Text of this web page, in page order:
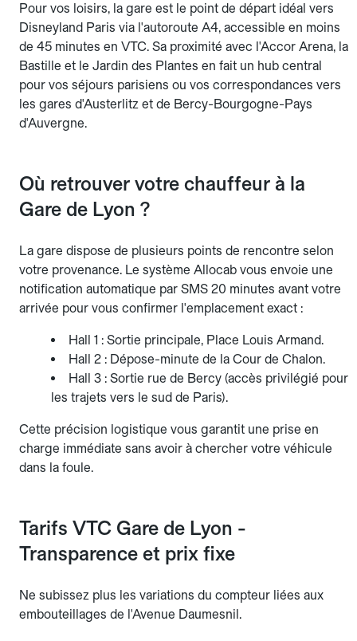
Pour vos loisirs, la gare est le point de départ idéal vers
Disneyland Paris via l'autoroute A4, accessible en moins
de 45 minutes en VTC. Sa proximité avec l'Accor Arena, la
Bastille et le Jardin des Plantes en fait un hub central
pour vos séjours parisiens ou vos correspondances vers
les gares d'Austerlitz et de Bercy-Bourgogne-Pays
d'Auvergne.
Où retrouver votre chauffeur à la
Gare de Lyon ?
La gare dispose de plusieurs points de rencontre selon
votre provenance. Le système Allocab vous envoie une
notification automatique par SMS 20 minutes avant votre
arrivée pour vous confirmer l'emplacement exact :
Hall 1 : Sortie principale, Place Louis Armand.
Hall 2 : Dépose-minute de la Cour de Chalon.
Hall 3 : Sortie rue de Bercy (accès privilégié pour
les trajets vers le sud de Paris).
Cette précision logistique vous garantit une prise en
charge immédiate sans avoir à chercher votre véhicule
dans la foule.
Tarifs VTC Gare de Lyon -
Transparence et prix fixe
Ne subissez plus les variations du compteur liées aux
embouteillages de l'Avenue Daumesnil.